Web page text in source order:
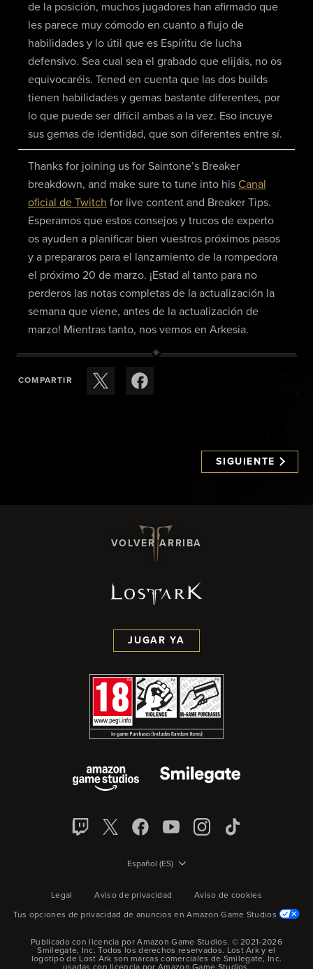
de la posición, muchos jugadores han afirmado que
les parece muy cómodo en cuanto a flujo de
habilidades y lo útil que es Espíritu de lucha
defensivo. Sea cual sea el grabado que elijáis, no os
equivocaréis. Tened en cuenta que las dos builds
tienen habilidades y gemas bastante diferentes, por
lo que puede ser difícil ambas a la vez. Eso incuye
sus gemas de identidad, que son diferentes entre sí.
Thanks for joining us for Saintone’s Breaker
breakdown, and make sure to tune into his Canal
oficial de Twitch for live content and Breaker Tips.
Esperamos que estos consejos y trucos de experto
os ayuden a planificar bien vuestros próximos pasos
y a prepararos para el lanzamiento de la rompedora
el próximo 20 de marzo. ¡Estad al tanto para no
perderos las notas completas de la actualización la
semana que viene, antes de la actualización de
marzo! Mientras tanto, nos vemos en Arkesia.
COMPARTIR
SIGUIENTE
VOLVER ARRIBA
JUGAR YA
Español (ES)
Legal Aviso de privacidad Aviso de cookies
Tus opciones de privacidad de anuncios en Amazon Game Studios
Publicado con licencia por Amazon Game Studios. © 2021-2026
Smilegate, Inc.
Todos los derechos reservados. Lost Ark y el
logotipo de Lost Ark son marcas comerciales de Smilegate, Inc.